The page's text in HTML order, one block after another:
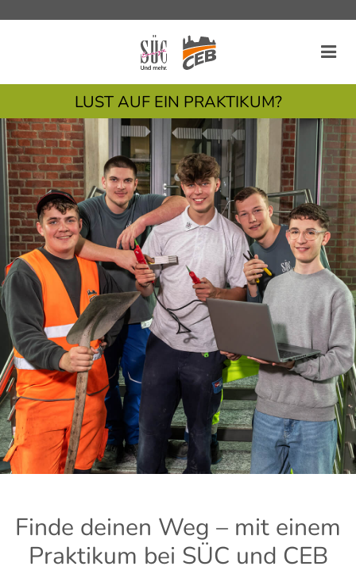
LUST AUF EIN PRAKTIKUM?
Finde deinen Weg – mit einem
Praktikum bei SÜC und CEB